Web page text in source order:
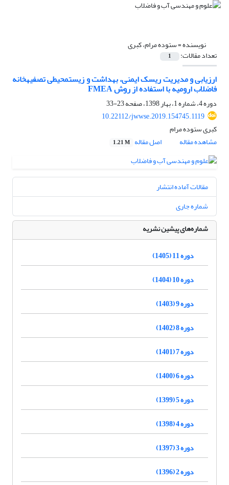
نویسنده =ستوده مرام، کبری
تعداد مقالات: 1
ارزیابی و مدیریت ریسک ایمنی، بهداشت و زیست‎محیطی تصفیه‎خانه
فاضلاب ارومیه با استفاده از روش FMEA
دوره 4، شماره 1، بهار 1398، صفحه
23-33
10.22112/jwwse.2019.154745.1119
کبری ستوده مرام
مشاهده مقاله
اصل مقاله 1.21 M
مقالات آماده انتشار
شماره جاری
شماره‌های پیشین نشریه
دوره 11 (1405)
دوره 10 (1404)
دوره 9 (1403)
دوره 8 (1402)
دوره 7 (1401)
دوره 6 (1400)
دوره 5 (1399)
دوره 4 (1398)
دوره 3 (1397)
دوره 2 (1396)